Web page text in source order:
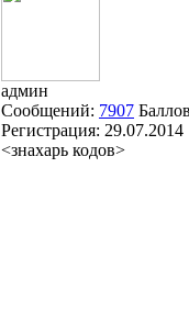
админ
Сообщений: 7907
Регистрация: 29.07.2014
<знахарь кодов>